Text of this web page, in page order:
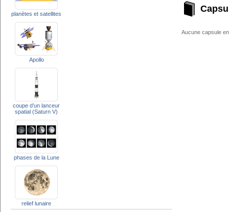
planètes et satellites
Apollo
coupe d’un lanceur
spatial (Saturn V)
phases de la Lune
relief lunaire
Aucune capsule